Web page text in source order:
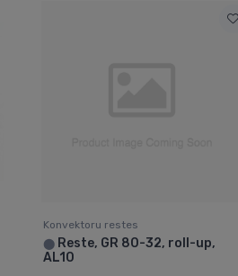
Konvektoru restes
⬤ Reste, GR 80-32, roll-up,
AL10